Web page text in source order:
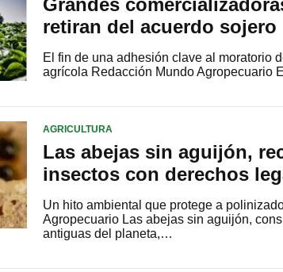
Grandes
retiran del acuerdo
El fin de una adhesión clave al moratorio
agrícola Redacción Mundo Agropecuario
AGRICULTURA
Las abejas sin aguijón,
insectos con derechos
Un hito ambiental que protege a
Agropecuario Las abejas sin aguijón,
antiguas del planeta,…